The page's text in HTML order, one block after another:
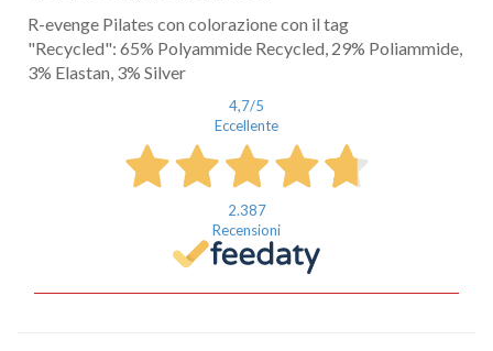
R-evenge Pilates con colorazione con il tag
"Recycled": 65% Polyammide Recycled, 29% Poliammide,
3% Elastan, 3% Silver
4,7/5
Eccellente
2.387
Recensioni